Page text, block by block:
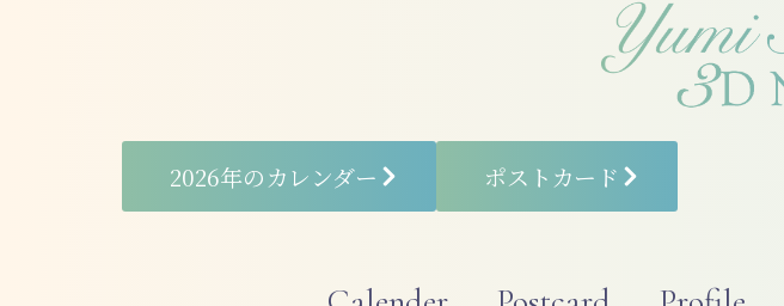
2026年のカレンダー ポストカード